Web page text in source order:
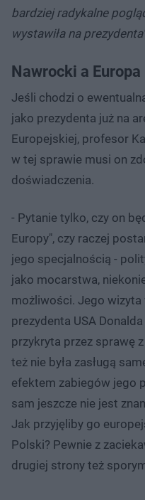
bardziej radykalne
wystawiła na
Nawrocki a Europa
Jeśli chodzi o
jako prezydenta już na
Europejskiej, profesor
w tej sprawie musi on
doświadczenia.
- Pytanie tylko, czy on
Europy", czy raczej
jego specjalnością -
jako mocarstwa,
możliwości. Jego wizyta
prezydenta USA
przykryta przez sprawę
też nie była zasługą
efektem zabiegów jego
sam jeszcze nie jest
Jak przyjęliby go
Polski? Pewnie z
drugiej strony też